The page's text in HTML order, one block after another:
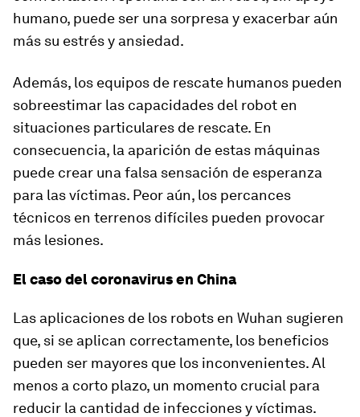
humano, puede ser una sorpresa y exacerbar aún
más su estrés y ansiedad.
Además, los equipos de rescate humanos pueden
sobreestimar las capacidades del robot en
situaciones particulares de rescate. En
consecuencia, la aparición de estas máquinas
puede crear una falsa sensación de esperanza
para las víctimas. Peor aún, los percances
técnicos en terrenos difíciles pueden provocar
más lesiones.
El caso del coronavirus en China
Las aplicaciones de los robots en Wuhan sugieren
que, si se aplican correctamente, los beneficios
pueden ser mayores que los inconvenientes. Al
menos a corto plazo, un momento crucial para
reducir la cantidad de infecciones y víctimas.